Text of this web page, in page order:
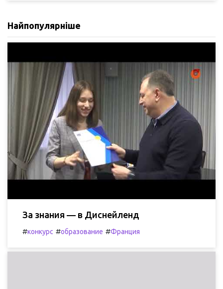
Найпопулярніше
За знания — в Диснейленд
#конкурс #образование #Франция